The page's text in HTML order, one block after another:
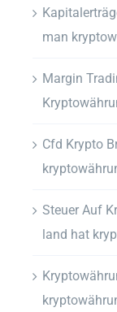
man
Margin
Cfd Krypto
Steuer Auf
land hat